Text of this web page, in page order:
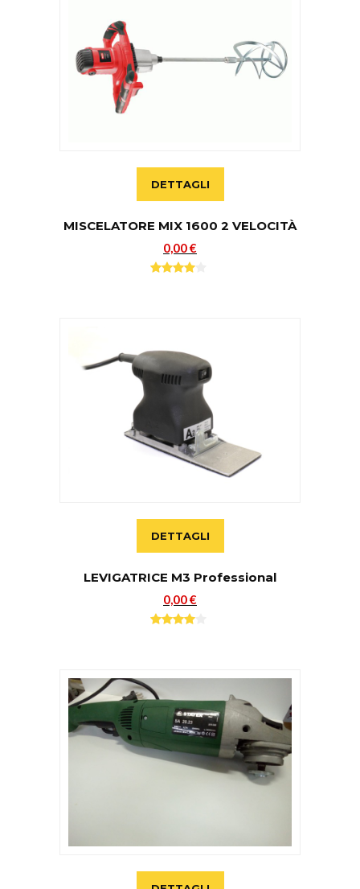
DETTAGLI
MISCELATORE MIX 1600 2 VELOCITÀ
0,00 €
DETTAGLI
LEVIGATRICE M3 Professional
0,00 €